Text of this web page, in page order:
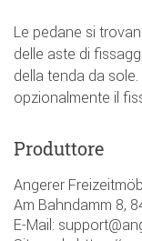
Le pedane si
delle aste di
della tenda da
opzionalmente il
Produttore
Angerer
Am Bahndamm 8,
E-Mail: